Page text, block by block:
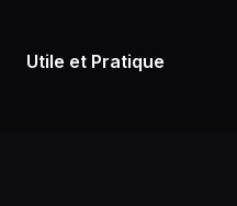
Utile et Pratique